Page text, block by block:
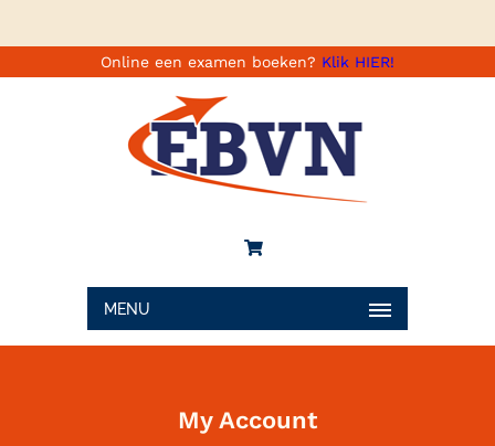
Online een examen boeken? Klik HIER!
MENU
My Account